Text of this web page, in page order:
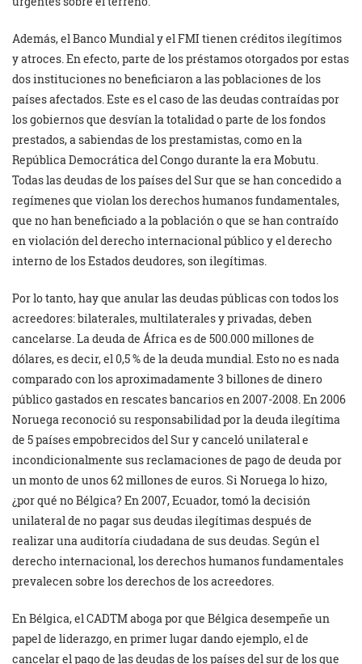
Además, el Banco Mundial y el FMI tienen créditos ilegítimos
y atroces. En efecto, parte de los préstamos otorgados por estas
dos instituciones no beneficiaron a las poblaciones de los
países afectados. Este es el caso de las deudas contraídas por
los gobiernos que desvían la totalidad o parte de los fondos
prestados, a sabiendas de los prestamistas, como en la
República Democrática del Congo durante la era Mobutu.
Todas las deudas de los países del Sur que se han concedido a
regímenes que violan los derechos humanos fundamentales,
que no han beneficiado a la población o que se han contraído
en violación del derecho internacional público y el derecho
interno de los Estados deudores, son ilegítimas.
Por lo tanto, hay que anular las deudas públicas con todos los
acreedores: bilaterales, multilaterales y privadas, deben
cancelarse. La deuda de África es de 500.000 millones de
dólares, es decir, el 0,5 % de la deuda mundial. Esto no es nada
comparado con los aproximadamente 3 billones de dinero
público gastados en rescates bancarios en 2007-2008. En 2006
Noruega reconoció su responsabilidad por la deuda ilegítima
de 5 países empobrecidos del Sur y canceló unilateral e
incondicionalmente sus reclamaciones de pago de deuda por
un monto de unos 62 millones de euros. Si Noruega lo hizo,
¿por qué no Bélgica? En 2007, Ecuador, tomó la decisión
unilateral de no pagar sus deudas ilegítimas después de
realizar una auditoría ciudadana de sus deudas. Según el
derecho internacional, los derechos humanos fundamentales
prevalecen sobre los derechos de los acreedores.
En Bélgica, el CADTM aboga por que Bélgica desempeñe un
papel de liderazgo, en primer lugar dando ejemplo, el de
cancelar el pago de las deudas de los países del sur de los que